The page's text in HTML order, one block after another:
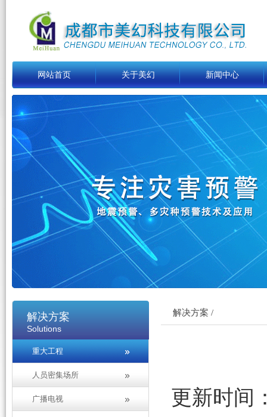
网站首页 关于美幻 新闻中心
解决方案
Solutions
重大工程
人员密集场所
广播电视
解决方案 /
更新时间